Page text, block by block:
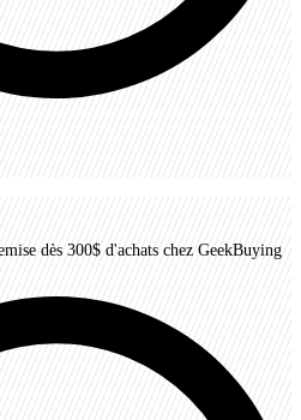
dès 300$ d'achats chez GeekBuying